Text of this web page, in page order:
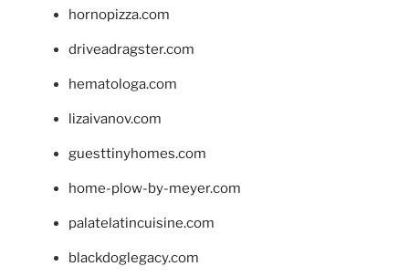
hornopizza.com
driveadragster.com
hematologa.com
lizaivanov.com
guesttinyhomes.com
home-plow-by-meyer.com
palatelatincuisine.com
blackdoglegacy.com